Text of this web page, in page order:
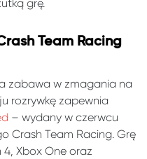
grę.
Team Racing
zabawa w zmagania na
rozrywkę zapewnia
– wydany w czerwcu
Crash Team Racing. Grę
Xbox One oraz